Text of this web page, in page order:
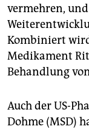
vermehren,
Kombiniert
Medikament
Behandlung
Auch der US-
Dohme (MSD)